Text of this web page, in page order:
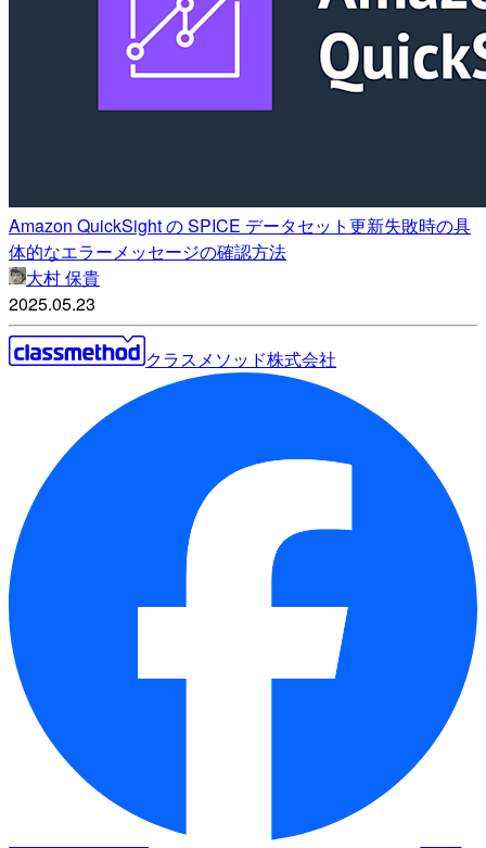
Amazon QuickSight の SPICE データセット更新失敗時の具
体的なエラーメッセージの確認方法
大村 保貴
2025.05.23
クラスメソッド株式会社